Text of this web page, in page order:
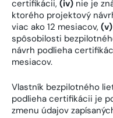
certifikácii, (iv) nie je
ktorého projektový
viac ako 12 mesiacov, (v)
spôsobilosti
návrh podlieha
mesiacov.
Vlastník bezpilotného
podlieha certifikácii je
zmenu údajov